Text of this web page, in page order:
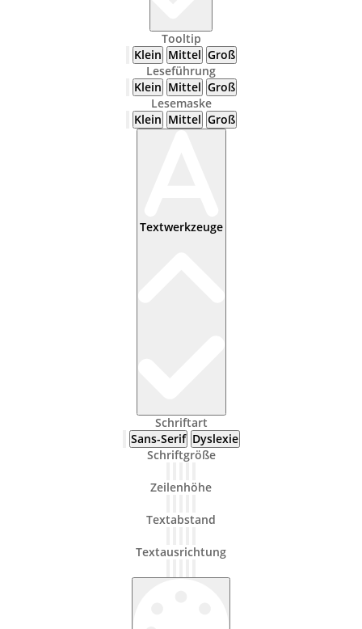
Tooltip
Klein Mittel Groß
Leseführung
Klein Mittel Groß
Lesemaske
Klein Mittel Groß
Textwerkzeuge
Schriftart
Sans-Serif Dyslexie
Schriftgröße
Zeilenhöhe
Textabstand
Textausrichtung